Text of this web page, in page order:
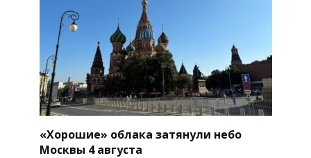
«Хорошие» облака затянули небо
Москвы 4 августа